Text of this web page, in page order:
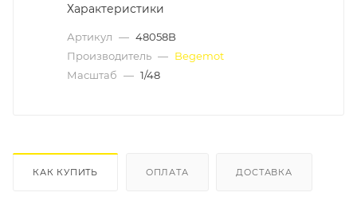
Характеристики
Артикул — 48058B
Производитель — Begemot
Масштаб — 1/48
КАК КУПИТЬ ОПЛАТА ДОСТАВКА